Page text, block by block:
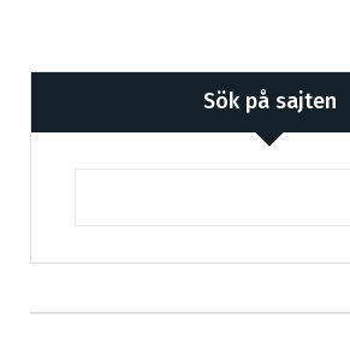
Sök på sajten